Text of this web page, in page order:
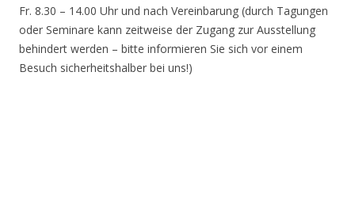
Fr. 8.30 – 14.00 Uhr und nach Vereinbarung (durch Tagungen
oder Seminare kann zeitweise der Zugang zur Ausstellung
behindert werden – bitte informieren Sie sich vor einem
Besuch sicherheitshalber bei uns!)